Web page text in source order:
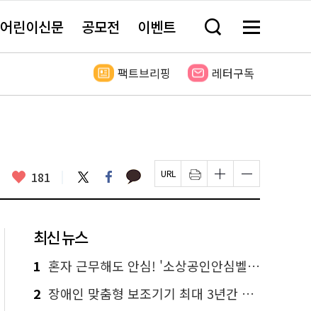
어린이신문 공모전 이벤트 검
창
기
메
전
보
팩트브리핑 레터구독
좋
요
181 트
위
터
페
이
스
카
카 페
이
지
인
쇄
하
글
자
크
하
기
글
자
크
하
기
최신 뉴스
1 혼자 근무해도 안심! '소상공인안심벨' 신청하세요
2 장애인 맞춤형 보조기기 최대 3년간 무상 대여…삶의 질 높인다